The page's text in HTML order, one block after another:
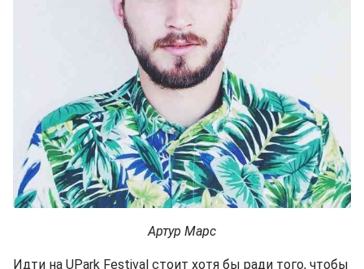
Артур Марс
Идти на UPark Festival стоит хотя бы ради того, чтобы